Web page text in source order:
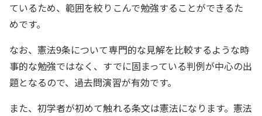
ているため、範囲を絞りこんで勉強することができるた
めです。
なお、憲法9条について専門的な見解を比較するような時
事的な勉強ではなく、すでに固まっている判例が中心の出
題となるので、過去問演習が有効です。
また、初学者が初めて触れる条文は憲法になります。憲法